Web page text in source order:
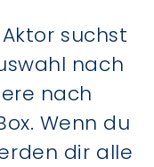
suchst
nach
nach
Wenn du
dir alle